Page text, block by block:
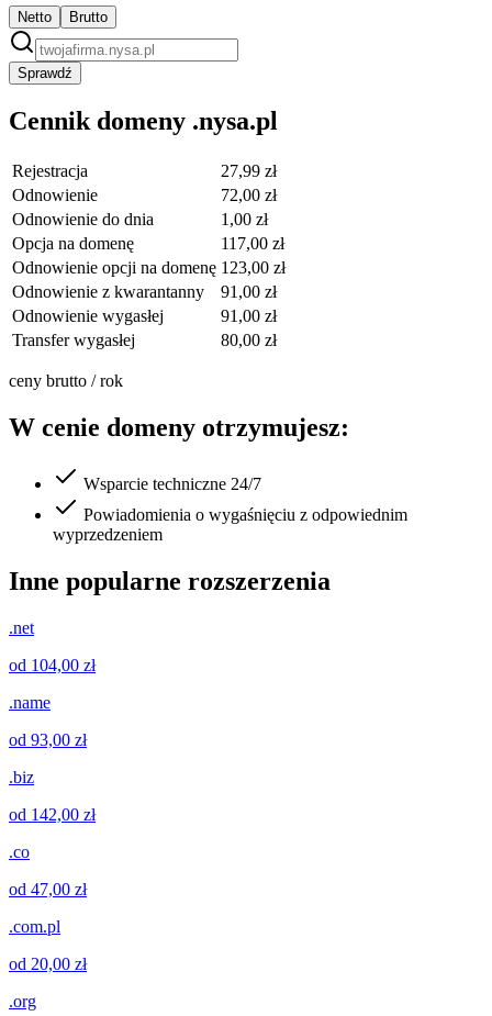
Netto Brutto
Sprawdź
Cennik domeny .nysa.pl
Rejestracja
27,99 zł
Odnowienie
72,00 zł
Odnowienie do dnia
1,00 zł
Opcja na domenę
117,00 zł
Odnowienie opcji na domenę 123,00 zł
Odnowienie z kwarantanny
91,00 zł
Odnowienie wygasłej
91,00 zł
Transfer wygasłej
80,00 zł
ceny brutto / rok
W cenie domeny otrzymujesz:
Wsparcie techniczne 24/7
Powiadomienia o wygaśnięciu z odpowiednim
wyprzedzeniem
Inne popularne rozszerzenia
.net
od 104,00 zł
.name
od 93,00 zł
.biz
od 142,00 zł
.co
od 47,00 zł
.com.pl
od 20,00 zł
.org